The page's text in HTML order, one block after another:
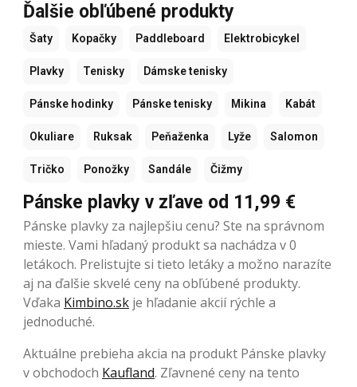
Ďalšie obľúbené produkty
Šaty Kopačky Paddleboard Elektrobicykel
Plavky Tenisky Dámske tenisky
Pánske hodinky Pánske tenisky Mikina Kabát
Okuliare Ruksak Peňaženka Lyže Salomon
Tričko Ponožky Sandále Čižmy
Pánske plavky v zľave od 11,99 €
Pánske plavky za najlepšiu cenu? Ste na správnom
mieste. Vami hľadaný produkt sa nachádza v 0
letákoch. Prelistujte si tieto letáky a možno narazíte
aj na ďalšie skvelé ceny na obľúbené produkty.
Vďaka Kimbino.sk je hľadanie akcií rýchle a
jednoduché.
Aktuálne prebieha akcia na produkt Pánske plavky
v obchodoch Kaufland. Zľavnené ceny na tento